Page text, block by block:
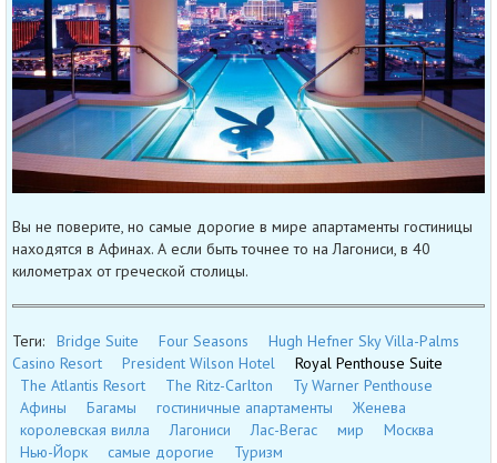
Вы не поверите, но самые дорогие в мире апартаменты гостиницы
находятся в Афинах. А если быть точнее то на Лагониси, в 40
километрах от греческой столицы.
Теги: Bridge Suite Four Seasons
Hugh Hefner Sky Villa-Palms
Casino Resort
President Wilson Hotel
Royal Penthouse Suite
The Atlantis Resort
The Ritz-Carlton
Ty Warner Penthouse
Афины
Багамы гостиничные апартаменты
Женева
королевская вилла
Лагониси Лас-Вегас мир
Москва
Нью-Йорк
самые дорогие
Туризм